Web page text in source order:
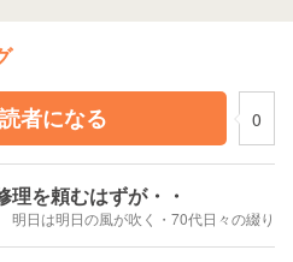
者になる
0
理を頼むはずが・・
明日は明日の風が吹く・70代日々の綴り